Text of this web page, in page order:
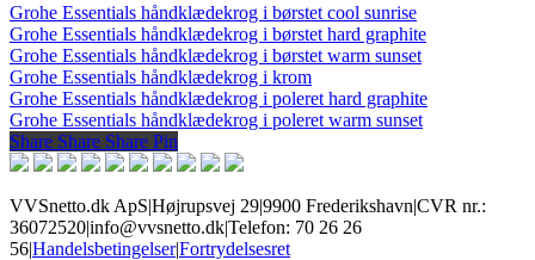
Grohe Essentials håndklædekrog i børstet cool sunrise
Grohe Essentials håndklædekrog i børstet hard graphite
Grohe Essentials håndklædekrog i børstet warm sunset
Grohe Essentials håndklædekrog i krom
Grohe Essentials håndklædekrog i poleret hard graphite
Grohe Essentials håndklædekrog i poleret warm sunset
Share
Share Share Share Pin
VVSnetto.dk ApS|Højrupsvej 29|9900 Frederikshavn|CVR nr.:
36072520|info@vvsnetto.dk|Telefon: 70 26 26
56|Handelsbetingelser|Fortrydelsesret